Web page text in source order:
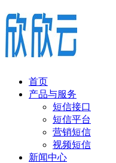
首页
产品与服务
短信接口
短信平台
营销短信
视频短信
新闻中心